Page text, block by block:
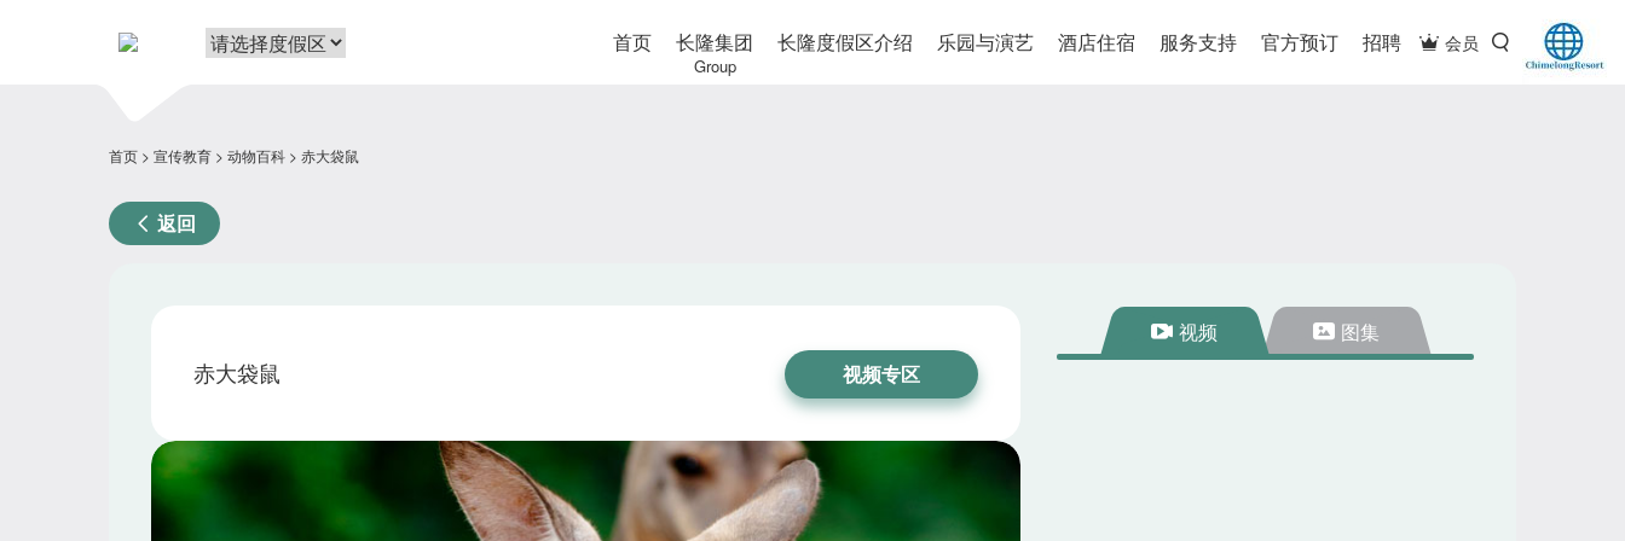
会员
首页 长隆集团
Group
长隆度假区介绍 乐园与演艺 酒店住宿 服务支持 官方预订 招聘
首页 宣传教育 动物百科 赤大袋鼠
返回
赤大袋鼠 视频专区
视频 图集